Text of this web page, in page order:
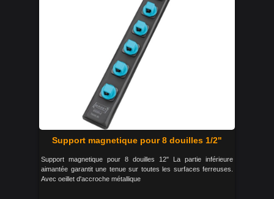
Support magnetique pour 8 douilles 1/2"
Support magnetique pour 8 douilles 12" La partie inférieure
aimantée garantit une tenue sur toutes les surfaces ferreuses.
Avec oeillet d'accroche métallique